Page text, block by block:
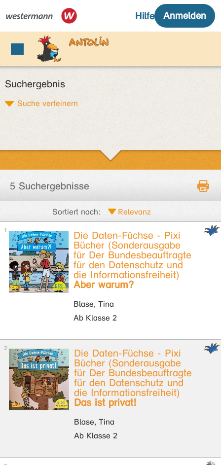
Suchergebnis
Suche verfeinern
5 Suchergebnisse
Sortiert nach:
Die Daten-Füchse - Pixi
Bücher (Sonderausgabe
für Der Bundesbeauftragte
für den Datenschutz und
die Informationsfreiheit)
Aber warum?
Blase, Tina
Ab Klasse 2
Die Daten-Füchse - Pixi
Bücher (Sonderausgabe
für Der Bundesbeauftragte
für den Datenschutz und
die Informationsfreiheit)
Das ist privat!
Blase, Tina
Ab Klasse 2